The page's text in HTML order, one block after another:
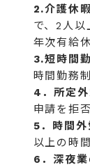
2.介護休暇
で、2人以
年次有給
3.短時間
時間勤務
4．所定外
申請を拒
5．時間
以上の時
6．深夜業